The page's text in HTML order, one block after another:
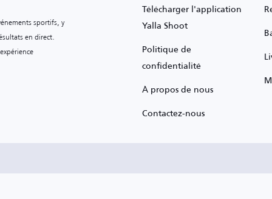
sportifs, y
en direct.
Télécharger l'application
Yalla Shoot
Politique de
confidentialité
À propos de nous
Contactez-nous